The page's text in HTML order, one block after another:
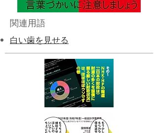
関連用語
白い歯を見せる